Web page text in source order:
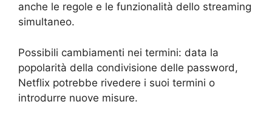
anche le regole e le funzionalità dello streaming
simultaneo.
Possibili cambiamenti nei termini: data la
popolarità della condivisione delle password,
Netflix potrebbe rivedere i suoi termini o
introdurre nuove misure.